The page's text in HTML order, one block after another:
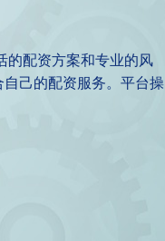
的配资方案和专业的风
己的配资服务。平台操